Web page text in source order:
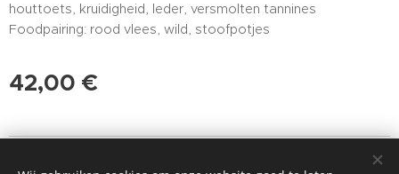
houttoets, kruidigheid, leder, versmolten tannines
Foodpairing: rood vlees, wild, stoofpotjes
42,00 €